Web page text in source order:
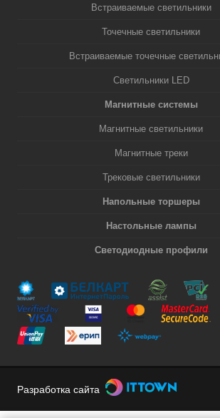
Встраиваемые светильники
Точечные светильники
Встраиваемые точечные
Светильники LED
Магнитные системы
Магнитные светильники
Магнитные треки
Трековые светильники
Напольные торшеры
Настольные лампы
Светодиодные профили
Разработка сайта